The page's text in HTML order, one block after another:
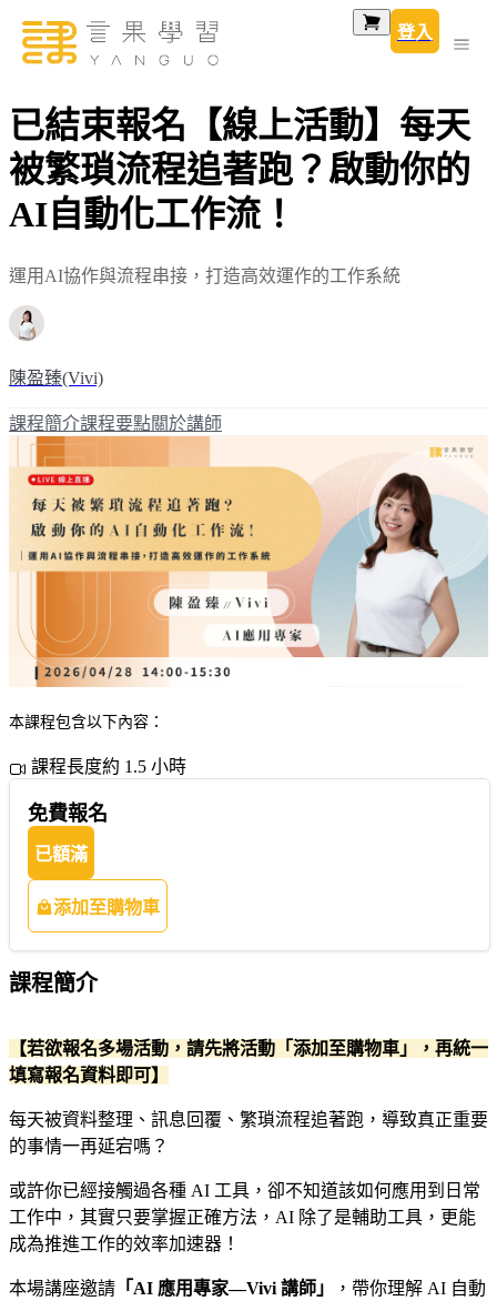
登入
已結束報名【線上活動】每天
被繁瑣流程追著跑？啟動你的
AI自動化工作流！
運用AI協作與流程串接，打造高效運作的工作系統
陳盈臻(Vivi)
課程簡介課程要點關於講師
本課程包含以下內容：
課程長度約 1.5 小時
免費報名
已額滿
添加至購物車
課程簡介
【若欲報名多場活動，請先將活動「添加至購物車」，再統一
填寫報名資料即可】
每天被資料整理、訊息回覆、繁瑣流程追著跑，導致真正重要
的事情一再延宕嗎？
或許你已經接觸過各種 AI 工具，卻不知道該如何應用到日常
工作中，其實只要掌握正確方法，AI 除了是輔助工具，更能
成為推進工作的效率加速器！
本場講座邀請 「AI 應用專家—Vivi 講師」
，帶你理解 AI 自動